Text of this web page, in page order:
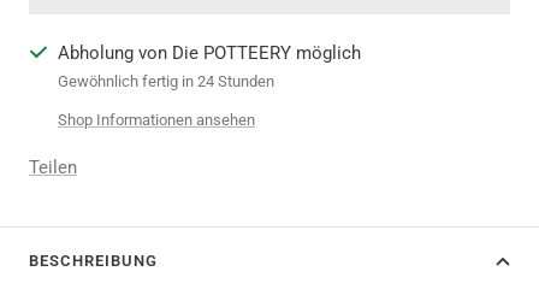
Abholung von Die POTTEERY möglich
Gewöhnlich fertig in 24 Stunden
Shop Informationen ansehen
Teilen
BESCHREIBUNG